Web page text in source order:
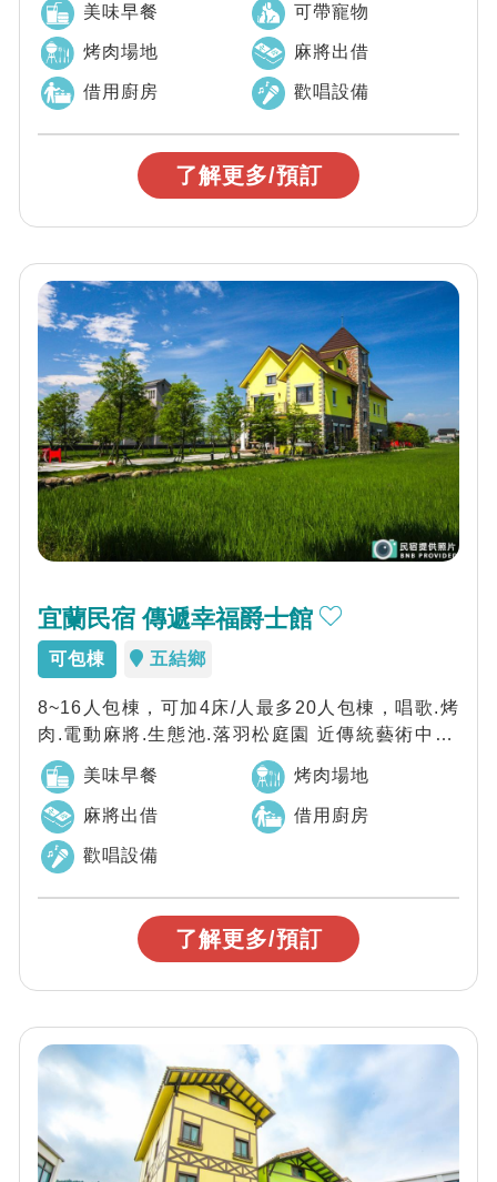
美味早餐 可帶寵物
烤肉場地 麻將出借
借用廚房 歡唱設備
了解更多/預訂
宜蘭民宿 傳遞幸福爵士館
可包棟 五結鄉
8~16人包棟，可加4床/人最多20人包棟，唱歌.烤
肉.電動麻將.生態池.落羽松庭園 近傳統藝術中心/
冬山河親水公園/羅東夜市/...
美味早餐 烤肉場地
麻將出借 借用廚房
歡唱設備
了解更多/預訂